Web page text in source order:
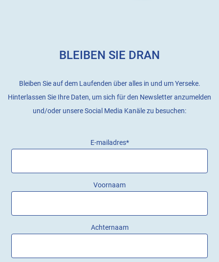
BLEIBEN SIE DRAN
Bleiben Sie auf dem Laufenden über alles in und um Yerseke.
Hinterlassen Sie Ihre Daten, um sich für den Newsletter anzumelden
und/oder unsere Social Media Kanäle zu besuchen:
E-mailadres*
Voornaam
Achternaam